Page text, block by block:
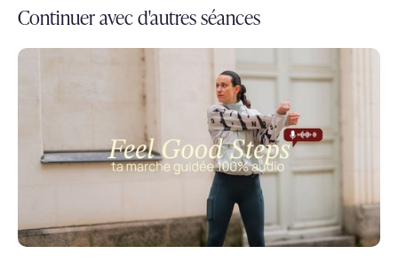
Continuer avec d'autres séances